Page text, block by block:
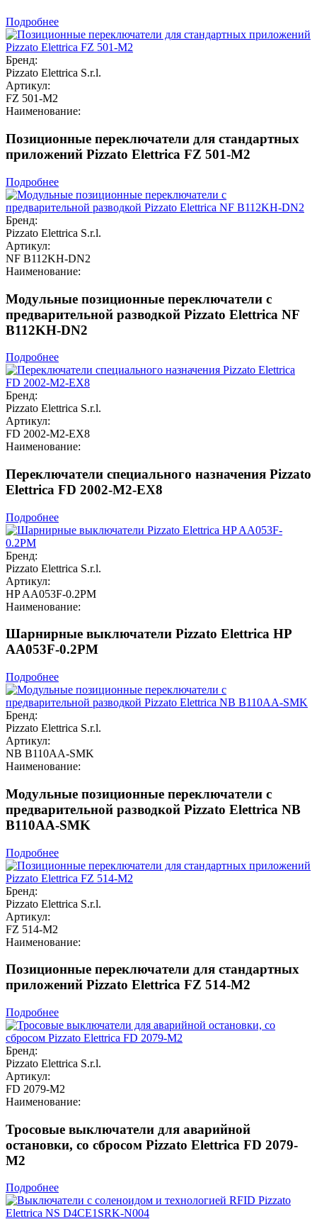
Подробнее
Бренд:
Pizzato Elettrica S.r.l.
Артикул:
FZ 501-M2
Наименование:
Позиционные переключатели для стандартных
приложений Pizzato Elettrica FZ 501-M2
Подробнее
Бренд:
Pizzato Elettrica S.r.l.
Артикул:
NF B112KH-DN2
Наименование:
Модульные позиционные переключатели с
предварительной разводкой Pizzato Elettrica NF
B112KH-DN2
Подробнее
Бренд:
Pizzato Elettrica S.r.l.
Артикул:
FD 2002-M2-EX8
Наименование:
Переключатели специального назначения Pizzato
Elettrica FD 2002-M2-EX8
Подробнее
Бренд:
Pizzato Elettrica S.r.l.
Артикул:
HP AA053F-0.2PM
Наименование:
Шарнирные выключатели Pizzato Elettrica HP
AA053F-0.2PM
Подробнее
Бренд:
Pizzato Elettrica S.r.l.
Артикул:
NB B110AA-SMK
Наименование:
Модульные позиционные переключатели с
предварительной разводкой Pizzato Elettrica NB
B110AA-SMK
Подробнее
Бренд:
Pizzato Elettrica S.r.l.
Артикул:
FZ 514-M2
Наименование:
Позиционные переключатели для стандартных
приложений Pizzato Elettrica FZ 514-M2
Подробнее
Бренд:
Pizzato Elettrica S.r.l.
Артикул:
FD 2079-M2
Наименование:
Тросовые выключатели для аварийной
остановки, со сбросом Pizzato Elettrica FD 2079-
M2
Подробнее